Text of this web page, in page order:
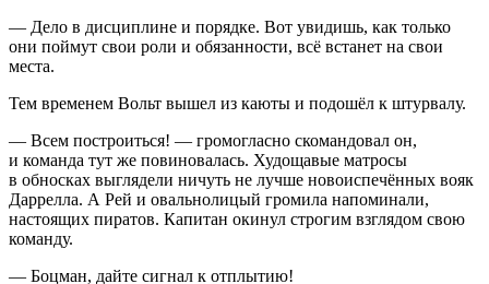
— Дело в дисциплине и порядке. Вот увидишь, как только
они поймут свои роли и обязанности, всё встанет на свои
места.
Тем временем Вольт вышел из каюты и подошёл к штурвалу.
— Всем построиться! — громогласно скомандовал он,
и команда тут же повиновалась. Худощавые матросы
в обносках выглядели ничуть не лучше новоиспечённых вояк
Даррелла. А Рей и овальнолицый громила напоминали,
настоящих пиратов. Капитан окинул строгим взглядом свою
команду.
— Боцман, дайте сигнал к отплытию!